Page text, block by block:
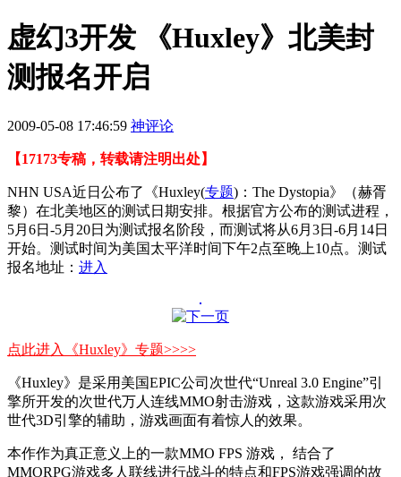
虚幻3开发 《Huxley》北美封
测报名开启
2009-05-08 17:46:59 神评论
【17173专稿，转载请注明出处】
NHN USA近日公布了《Huxley(专题) ：The Dystopia》（赫胥
黎）在北美地区的测试日期安排。根据官方公布的测试进程，
5月6日-5月20日为测试报名阶段，而测试将从6月3日-6月14日
开始。测试时间为美国太平洋时间下午2点至晚上10点。测试
报名地址： 进入
点此进入《Huxley》专题>>>>
《Huxley》是采用美国EPIC公司次世代“Unreal 3.0 Engine”引
擎所开发的次世代万人连线MMO射击游戏，这款游戏采用次
世代3D引擎的辅助，游戏画面有着惊人的效果。
本作作为真正意义上的一款MMO FPS 游戏， 结合了
MMORPG游戏多人联线进行战斗的特点和FPS游戏强调的故